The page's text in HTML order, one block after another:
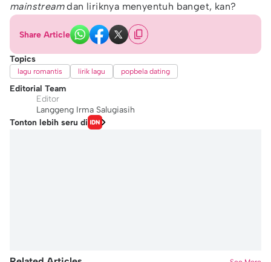
mainstreamdan liriknya menyentuh banget, kan?
Share Article
Topics
lagu romantis lirik lagu popbela dating
Editorial Team
Editor
Langgeng Irma Salugiasih
Tonton lebih seru di